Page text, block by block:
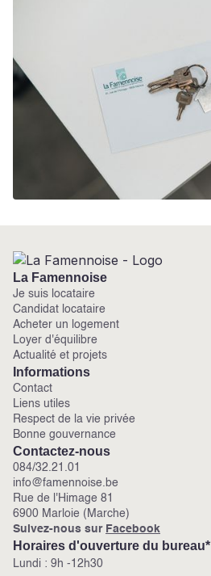
La Famennoise
Je suis locataire
Candidat locataire
Acheter un logement
Loyer d'équilibre
Actualité et projets
Informations
Contact
Liens utiles
Respect de la vie privée
Bonne gouvernance
Contactez-nous
084/32.21.01
info@famennoise.be
Rue de l'Himage 81
6900 Marloie (Marche)
Suivez-nous sur Facebook
Horaires d'ouverture du bureau*
Lundi : 9h -12h30